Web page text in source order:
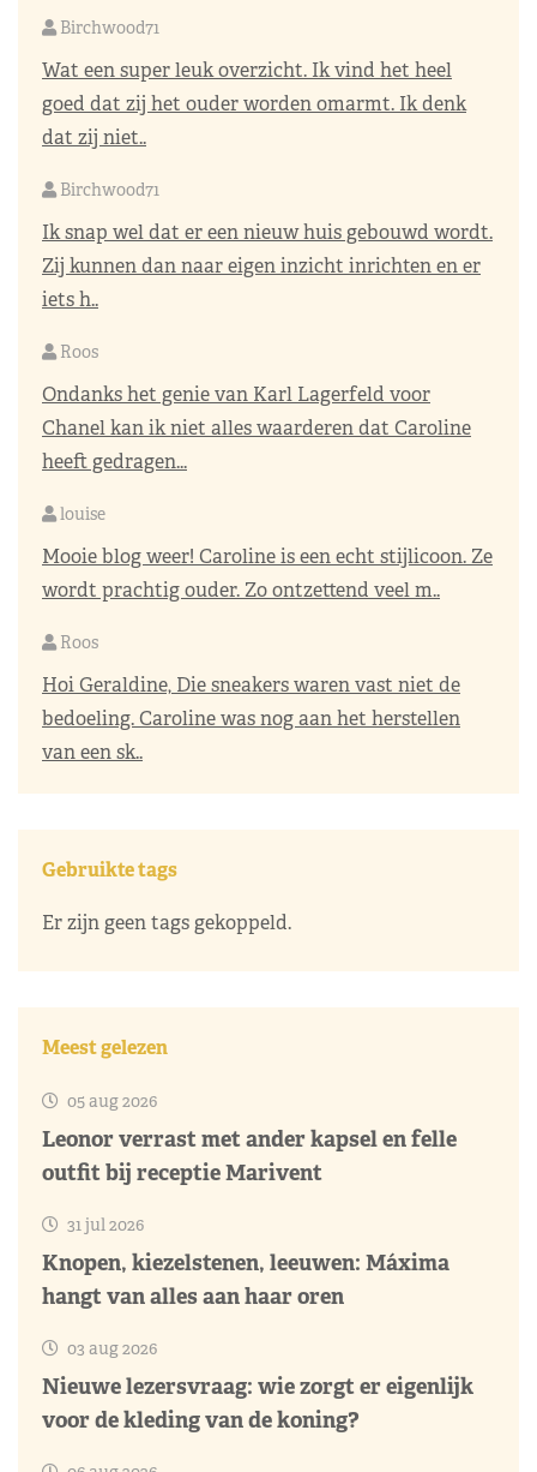
Birchwood71
Wat een super leuk overzicht. Ik vind het heel
goed dat zij het ouder worden omarmt. Ik denk
dat zij niet..
Birchwood71
Ik snap wel dat er een nieuw huis gebouwd wordt.
Zij kunnen dan naar eigen inzicht inrichten en er
iets h..
Roos
Ondanks het genie van Karl Lagerfeld voor
Chanel kan ik niet alles waarderen dat Caroline
heeft gedragen...
louise
Mooie blog weer! Caroline is een echt stijlicoon. Ze
wordt prachtig ouder. Zo ontzettend veel m..
Roos
Hoi Geraldine, Die sneakers waren vast niet de
bedoeling. Caroline was nog aan het herstellen
van een sk..
Gebruikte tags
Er zijn geen tags gekoppeld.
Meest gelezen
05 aug 2026
Leonor verrast met ander kapsel en felle
outfit bij receptie Marivent
31 jul 2026
Knopen, kiezelstenen, leeuwen: Máxima
hangt van alles aan haar oren
03 aug 2026
Nieuwe lezersvraag: wie zorgt er eigenlijk
voor de kleding van de koning?